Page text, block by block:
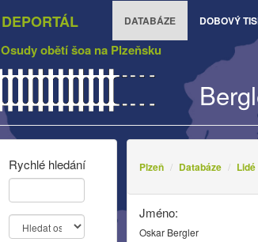
DEPORTÁL DATABÁZE DOBOVÝ
Osudy obětí šoa na Plzeňsku
Plzeň Databáze Lidé
Jméno:
Oskar Bergler
Rychlé hledání